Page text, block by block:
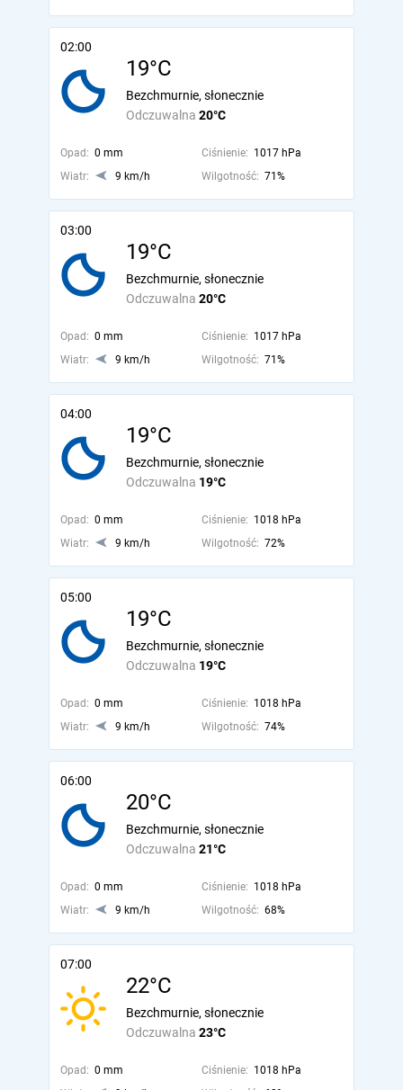
02:00
19°C
Odczuwalna 20°C
Bezchmurnie, słonecznie
Opad: 0 mm Ciśnienie: 1017 hPa
Wiatr:
9 km/h Wilgotność: 71%
03:00
19°C
Odczuwalna 20°C
Bezchmurnie, słonecznie
Opad: 0 mm Ciśnienie: 1017 hPa
Wiatr:
9 km/h Wilgotność: 71%
04:00
19°C
Odczuwalna 19°C
Bezchmurnie, słonecznie
Opad: 0 mm Ciśnienie: 1018 hPa
Wiatr:
9 km/h Wilgotność: 72%
05:00
19°C
Odczuwalna 19°C
Bezchmurnie, słonecznie
Opad: 0 mm Ciśnienie: 1018 hPa
Wiatr:
9 km/h Wilgotność: 74%
06:00
20°C
Odczuwalna 21°C
Bezchmurnie, słonecznie
Opad: 0 mm Ciśnienie: 1018 hPa
Wiatr:
9 km/h Wilgotność: 68%
07:00
22°C
Odczuwalna 23°C
Bezchmurnie, słonecznie
Opad: 0 mm Ciśnienie: 1018 hPa